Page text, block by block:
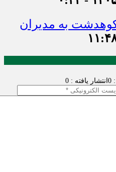
به مدیران
انتشار یافته : 0